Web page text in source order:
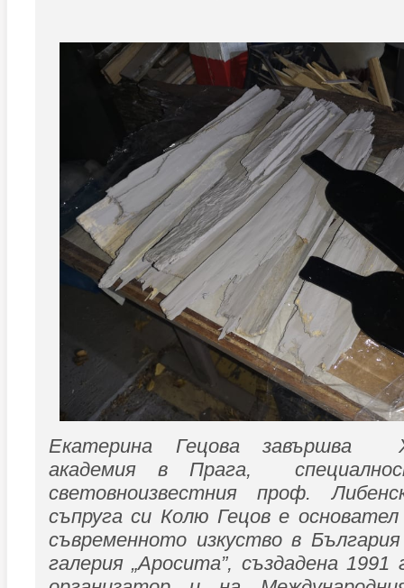
Екатерина Гецова завършва
академия в Прага,
световноизвестния проф.
съпруга си Колю Гецов е
съвременното изкуство в
галерия „Аросита”, създадена